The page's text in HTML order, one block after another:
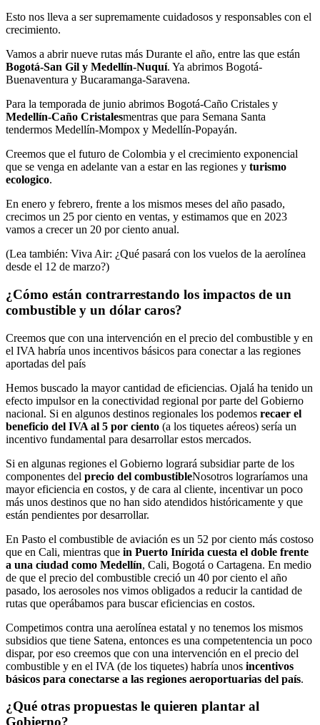
Esto nos lleva a ser supremamente cuidadosos y responsables con el
crecimiento.
Vamos a abrir nueve rutas más Durante el año, entre las que están
Bogotá-San Gil y Medellín-Nuquí. Ya abrimos Bogotá-
Buenaventura y Bucaramanga-Saravena.
Para la temporada de junio abrimos Bogotá-Caño Cristales y
Medellín-Caño Cristalesmentras que para Semana Santa
tendermos Medellín-Mompox y Medellín-Popayán.
Creemos que el futuro de Colombia y el crecimiento exponencial
que se venga en adelante van a estar en las regiones y turismo
ecologico.
En enero y febrero, frente a los mismos meses del año pasado,
crecimos un 25 por ciento en ventas, y estimamos que en 2023
vamos a crecer un 20 por ciento anual.
(Lea también: Viva Air: ¿Qué pasará con los vuelos de la aerolínea
desde el 12 de marzo?)
¿Cómo están contrarrestando los impactos de un
combustible y un dólar caros?
Creemos que con una intervención en el precio del combustible y en
el IVA habría unos incentivos básicos para conectar a las regiones
aportadas del país
Hemos buscado la mayor cantidad de eficiencias. Ojalá ha tenido un
efecto impulsor en la conectividad regional por parte del Gobierno
nacional. Si en algunos destinos regionales los podemos recaer el
beneficio del IVA al 5 por ciento (a los tiquetes aéreos) sería un
incentivo fundamental para desarrollar estos mercados.
Si en algunas regiones el Gobierno logrará subsidiar parte de los
componentes del precio del combustibleNosotros lograríamos una
mayor eficiencia en costos, y de cara al cliente, incentivar un poco
más unos destinos que no han sido atendidos históricamente y que
están pendientes por desarrollar.
En Pasto el combustible de aviación es un 52 por ciento más costoso
que en Cali, mientras que in Puerto Inírida cuesta el doble frente
a una ciudad como Medellín, Cali, Bogotá o Cartagena. En medio
de que el precio del combustible creció un 40 por ciento el año
pasado, los aerosoles nos vimos obligados a reducir la cantidad de
rutas que operábamos para buscar eficiencias en costos.
Competimos contra una aerolínea estatal y no tenemos los mismos
subsidios que tiene Satena, entonces es una competentencia un poco
dispar, por eso creemos que con una intervención en el precio del
combustible y en el IVA (de los tiquetes) habría unos incentivos
básicos para conectarse a las regiones aeroportuarias del país.
¿Qué otras propuestas le quieren plantar al
Gobierno?